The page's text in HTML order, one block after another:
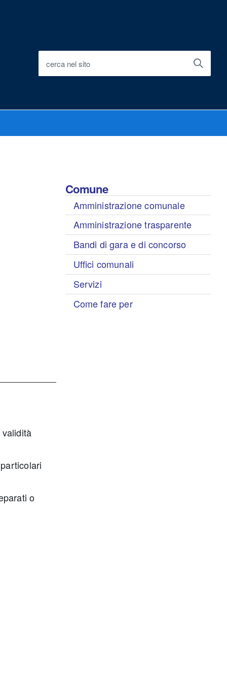
cerca nel sito
o
Comune
Amministrazione comunale
Amministrazione trasparente
Bandi di gara e di concorso
Uffici comunali
Servizi
Come fare per